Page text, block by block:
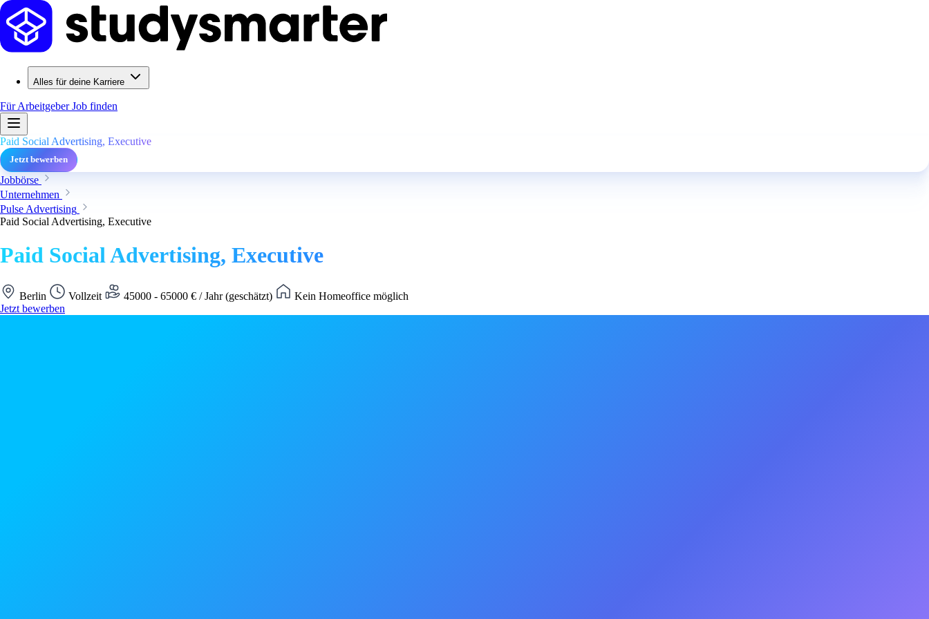
Alles für deine Karriere
Für ArbeitgeberJob finden
Paid Social Advertising, Executive
Jetzt bewerben
Jobbörse
Unternehmen
Pulse Advertising
Paid Social Advertising, Executive
Paid Social Advertising, Executive
Berlin Vollzeit 45000 - 65000 € / Jahr (geschätzt)
Kein Homeoffice möglich
Jetzt bewerben